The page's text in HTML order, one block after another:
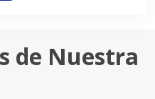
de Nuestra